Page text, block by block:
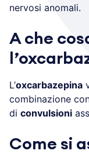
nervosi anomali.
A che
L’oxcarbazepina
combinazione
di convulsioni
Come si